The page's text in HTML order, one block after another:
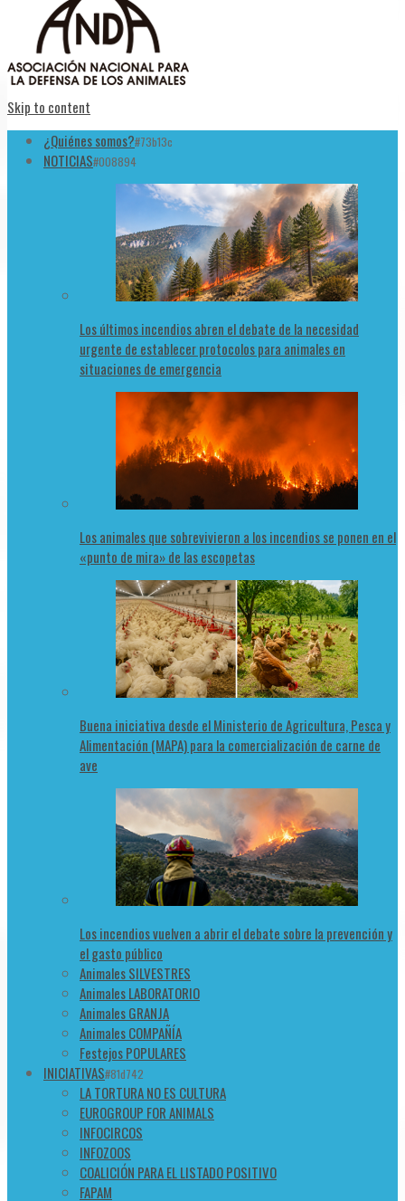
Skip to content
¿Quiénes somos?#73b13c
NOTICIAS#008894
Los últimos incendios abren el debate de la necesidad
urgente de establecer protocolos para animales en
situaciones de emergencia
Los animales que sobrevivieron a los incendios se ponen en el
«punto de mira» de las escopetas
Buena iniciativa desde el Ministerio de Agricultura, Pesca y
Alimentación (MAPA) para la comercialización de carne de
ave
Los incendios vuelven a abrir el debate sobre la prevención y
el gasto público
Animales SILVESTRES
Animales LABORATORIO
Animales GRANJA
Animales COMPAÑÍA
Festejos POPULARES
INICIATIVAS#81d742
LA TORTURA NO ES CULTURA
EUROGROUP FOR ANIMALS
INFOCIRCOS
INFOZOOS
COALICIÓN PARA EL LISTADO POSITIVO
FAPAM